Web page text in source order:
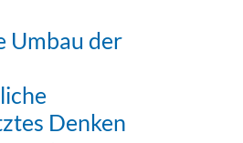
Umbau der
Denken